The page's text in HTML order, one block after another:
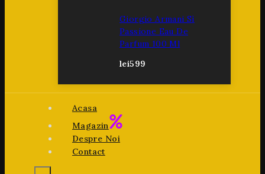
Giorgio Armani Sì
Passione Eau De
Parfum 100 Ml
lei599
Acasa
Magazin
Despre Noi
Contact